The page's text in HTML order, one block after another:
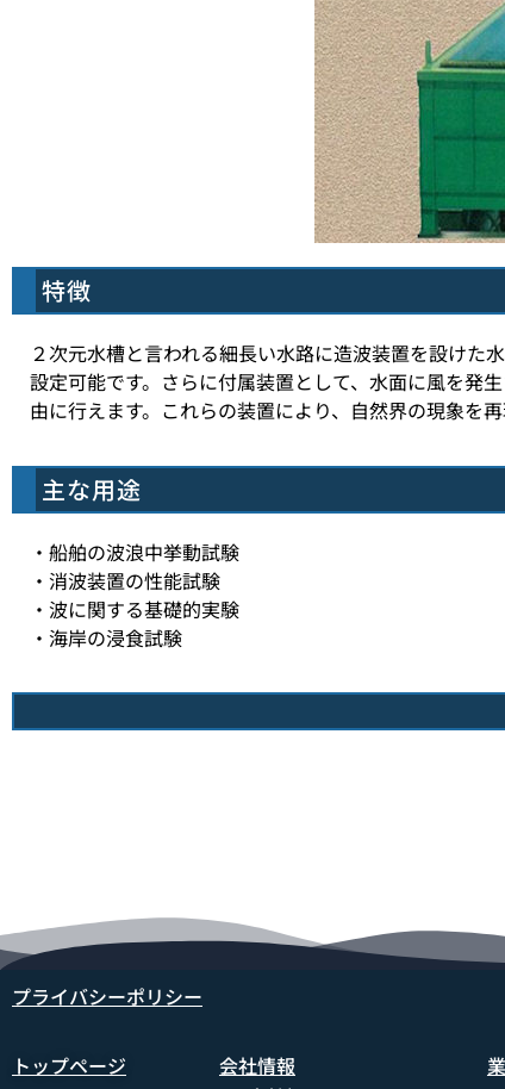
特徴
２次元水槽と言われる細長い水路に造波装置を設けた
設定可能です。さらに付属装置として、水面に風を発
由に行えます。これらの装置により、自然界の現象を再
主な用途
・船舶の波浪中挙動試験
・消波装置の性能試験
・波に関する基礎的実験
・海岸の浸食試験
プライバシーポリシー
トップページ
会社情報